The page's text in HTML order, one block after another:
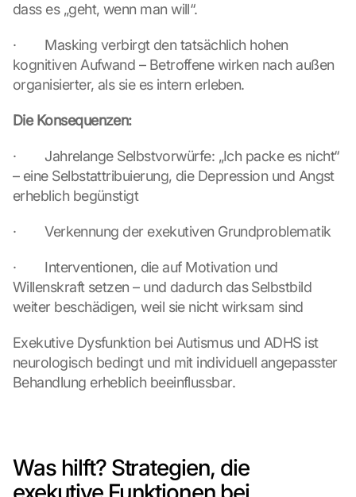
dass es „geht, wenn man will“.
·        Masking verbirgt den tatsächlich hohen
kognitiven Aufwand – Betroffene wirken nach außen
organisierter, als sie es intern erleben.
Die Konsequenzen:
·        Jahrelange Selbstvorwürfe: „Ich packe es nicht“
– eine Selbstattribuierung, die Depression und Angst
erheblich begünstigt
·        Verkennung der exekutiven Grundproblematik
·        Interventionen, die auf Motivation und
Willenskraft setzen – und dadurch das Selbstbild
weiter beschädigen, weil sie nicht wirksam sind
Exekutive Dysfunktion bei Autismus und ADHS ist
neurologisch bedingt und mit individuell angepasster
Behandlung erheblich beeinflussbar.
Was hilft? Strategien, die